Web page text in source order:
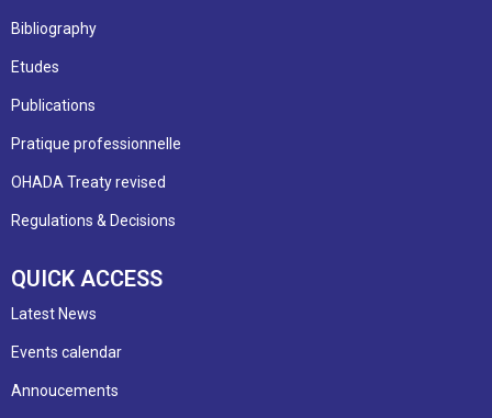
Bibliography
Etudes
Publications
Pratique professionnelle
OHADA Treaty revised
Regulations & Decisions
QUICK ACCESS
Latest News
Events calendar
Annoucements